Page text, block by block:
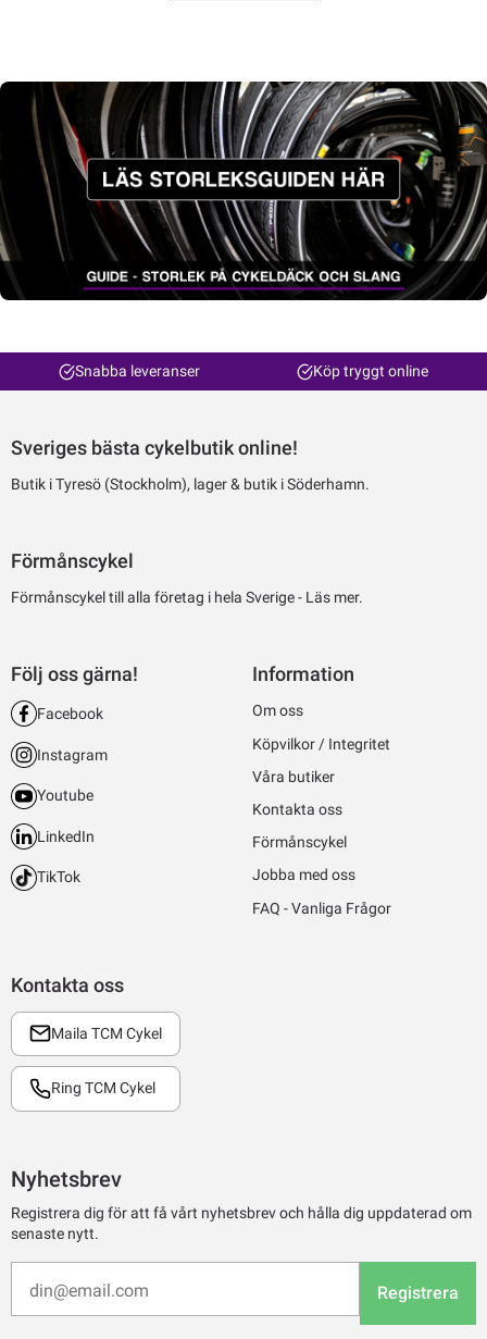
Snabba leveranser Köp tryggt online
Sveriges bästa cykelbutik online!
Butik i Tyresö (Stockholm), lager & butik i Söderhamn.
Förmånscykel
Förmånscykel till alla företag i hela Sverige - Läs mer.
Kontakta oss
Maila TCM Cykel
Ring TCM Cykel
Följ oss gärna!
Facebook
Instagram
Youtube
LinkedIn
TikTok
Information
Om oss
Köpvilkor / Integritet
Våra butiker
Kontakta oss
Förmånscykel
Jobba med oss
FAQ - Vanliga Frågor
Nyhetsbrev
Registrera dig för att få vårt nyhetsbrev och hålla dig uppdaterad om
senaste nytt.
Registrera